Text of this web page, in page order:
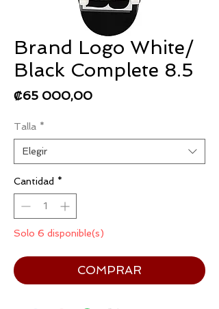
Brand Logo White/
Black Complete 8.5
₡65 000,00Precio
Talla *
Elegir
Cantidad *
Solo 6 disponible(s)
COMPRAR